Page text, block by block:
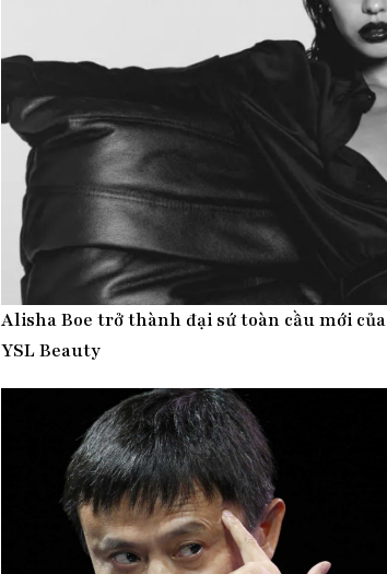
Alisha Boe trở thành đại sứ toàn cầu mới của
YSL Beauty